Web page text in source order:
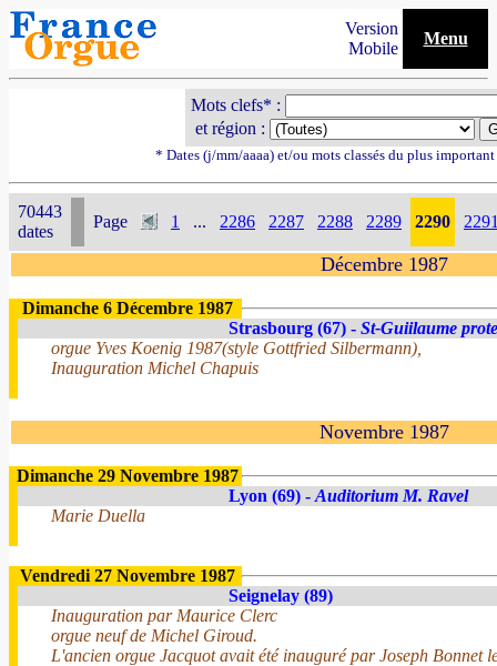
Version
Mobile
Menu
Mots clefs* :
et région :
* Dates (j/mm/aaaa) et/ou mots classés du plus
70443
dates
Page 1 ... 2286 2287 2288 2289 2290
Décembre 1987
Dimanche 6 Décembre 1987
Strasbourg (67) - St-Guiilaume
orgue Yves Koenig 1987(style Gottfried Silbermann),
Inauguration Michel Chapuis
Novembre 1987
Dimanche 29 Novembre 1987
Lyon (69) - Auditorium M. Ravel
Marie Duella
Vendredi 27 Novembre 1987
Seignelay (89)
Inauguration par Maurice Clerc
orgue neuf de Michel Giroud.
L'ancien orgue Jacquot avait été inauguré par Joseph Bonnet